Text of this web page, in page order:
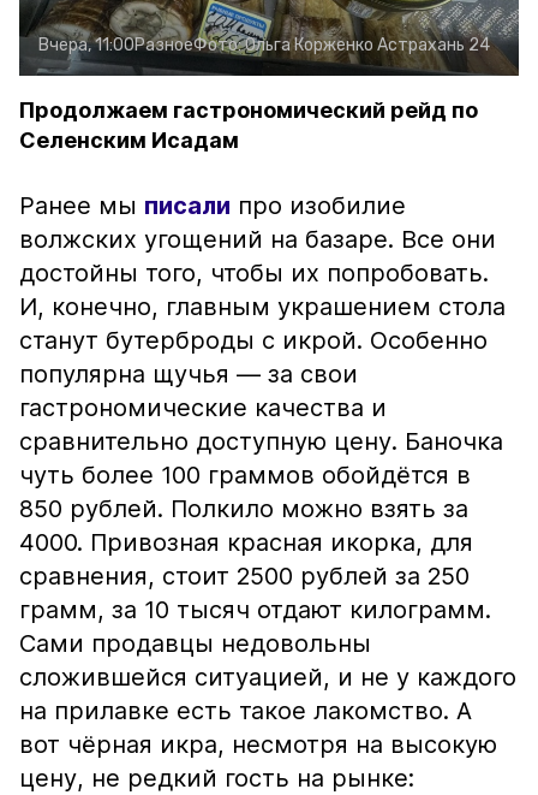
Вчера, 11:00РазноеФото:Ольга Корженко Астрахань 24
Продолжаем гастрономический рейд по
Селенским Исадам
Ранее мы писали про изобилие
волжских угощений на базаре. Все они
достойны того, чтобы их попробовать.
И, конечно, главным украшением стола
станут бутерброды с икрой. Особенно
популярна щучья — за свои
гастрономические качества и
сравнительно доступную цену. Баночка
чуть более 100 граммов обойдётся в
850 рублей. Полкило можно взять за
4000. Привозная красная икорка, для
сравнения, стоит 2500 рублей за 250
грамм, за 10 тысяч отдают килограмм.
Сами продавцы недовольны
сложившейся ситуацией, и не у каждого
на прилавке есть такое лакомство. А
вот чёрная икра, несмотря на высокую
цену, не редкий гость на рынке: